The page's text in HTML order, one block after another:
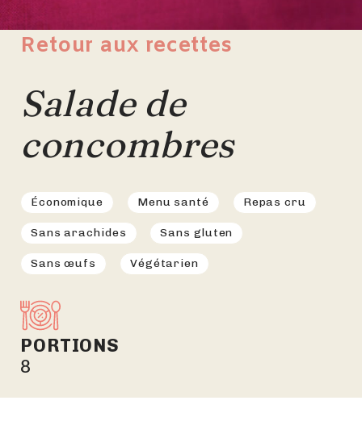
Retour aux recettes
Salade de
concombres
Économique Menu santé Repas cru
Sans arachides Sans gluten
Sans œufs Végétarien
PORTIONS
8